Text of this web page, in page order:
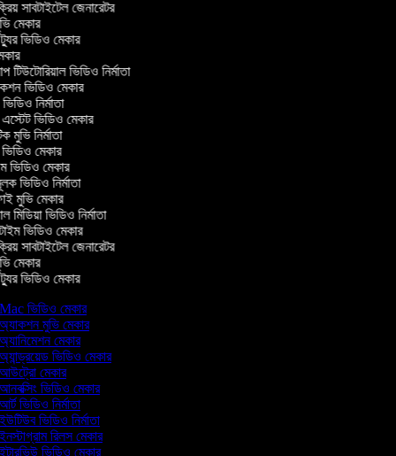
সাবটাইটেল জেনারেটর
মেকার
ভিডিও মেকার
ভিডিও নির্মাতা
ভিডিও মেকার
নির্মাতা
ভিডিও মেকার
মুভি নির্মাতা
মেকার
ভিডিও মেকার
ভিডিও নির্মাতা
মুভি মেকার
ভিডিও নির্মাতা
ভিডিও মেকার
সাবটাইটেল জেনারেটর
মেকার
ভিডিও মেকার
ভিডিও মেকার
মুভি মেকার
মেকার
ভিডিও মেকার
মেকার
ভিডিও মেকার
ভিডিও নির্মাতা
ভিডিও নির্মাতা
রিলস মেকার
ভিডিও মেকার